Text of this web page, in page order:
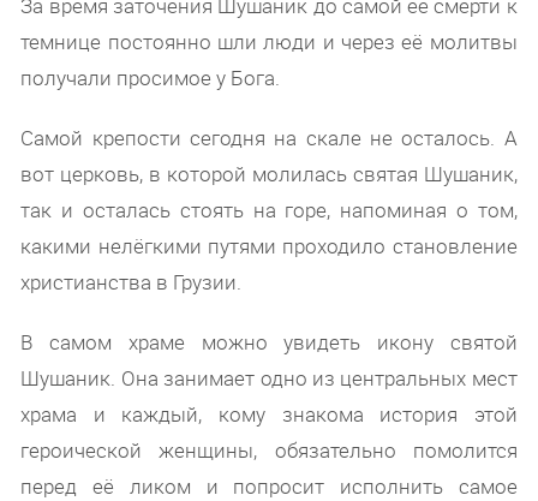
темнице постоянно шли люди и через её молитвы
получали просимое у Бога.
Самой крепости сегодня на скале не осталось. А
вот церковь, в которой молилась святая Шушаник,
так и осталась стоять на горе, напоминая о том,
какими нелёгкими путями проходило становление
христианства в Грузии.
В самом храме можно увидеть икону святой
Шушаник. Она занимает одно из центральных мест
храма и каждый, кому знакома история этой
героической женщины, обязательно помолится
перед её ликом и попросит исполнить самое